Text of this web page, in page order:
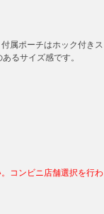
属ポーチはホック付きス
るサイズ感です。
コンビニ店舗選択を行わ